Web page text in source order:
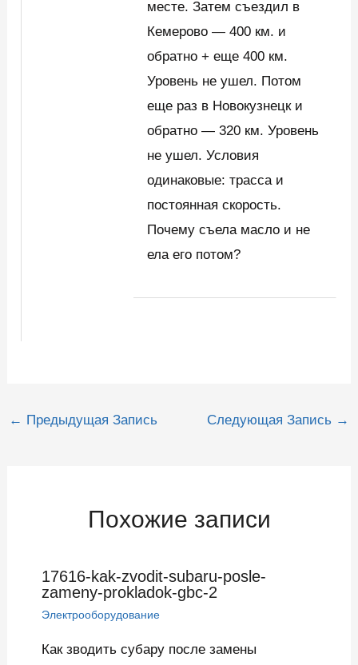
месте. Затем съездил в
Кемерово — 400 км. и
обратно + еще 400 км.
Уровень не ушел. Потом
еще раз в Новокузнецк и
обратно — 320 км. Уровень
не ушел. Условия
одинаковые: трасса и
постоянная скорость.
Почему съела масло и не
ела его потом?
Навигация
← Предыдущая Запись Следующая Запись →
Похожие записи
17616-kak-zvodit-subaru-posle-
zameny-prokladok-gbc-2
Электрооборудование
Как зводить субару после замены